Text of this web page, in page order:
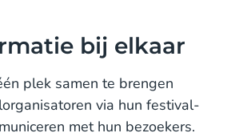
bij elkaar
plek samen te brengen
via hun festival-
met hun bezoekers.